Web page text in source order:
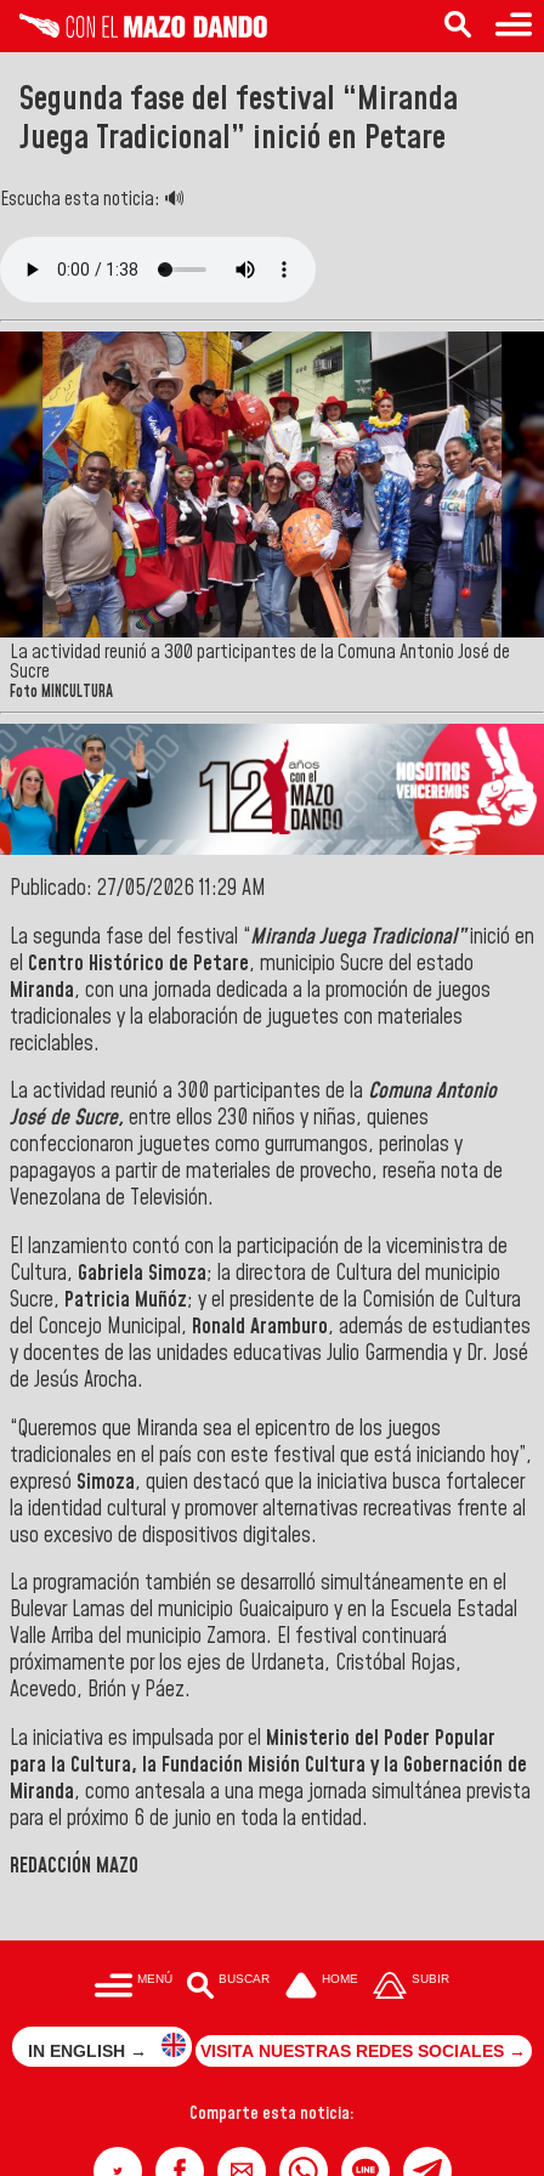
Segunda fase del festival “Miranda
Juega Tradicional” inició en Petare
Escucha esta noticia: 🔊
La actividad reunió a 300 participantes de la Comuna Antonio José de
Sucre
Foto MINCULTURA
Publicado: 27/05/2026 11:29 AM
La segunda fase del festival “Miranda Juega Tradicional”inició en
el Centro Histórico de Petare, municipio Sucre del estado
Miranda, con una jornada dedicada a la promoción de juegos
tradicionales y la elaboración de juguetes con materiales
reciclables.
La actividad reunió a 300 participantes de la Comuna Antonio
José de Sucre, entre ellos 230 niños y niñas, quienes
confeccionaron juguetes como gurrumangos, perinolas y
papagayos a partir de materiales de provecho, reseña nota de
Venezolana de Televisión.
El lanzamiento contó con la participación de la viceministra de
Cultura, Gabriela Simoza; la directora de Cultura del municipio
Sucre, Patricia Muñóz; y el presidente de la Comisión de Cultura
del Concejo Municipal, Ronald Aramburo, además de estudiantes
y docentes de las unidades educativas Julio Garmendia y Dr. José
de Jesús Arocha.
“Queremos que Miranda sea el epicentro de los juegos
tradicionales en el país con este festival que está iniciando hoy”,
expresó Simoza, quien destacó que la iniciativa busca fortalecer
la identidad cultural y promover alternativas recreativas frente al
uso excesivo de dispositivos digitales.
La programación también se desarrolló simultáneamente en el
Bulevar Lamas del municipio Guaicaipuro y en la Escuela Estadal
Valle Arriba del municipio Zamora. El festival continuará
próximamente por los ejes de Urdaneta, Cristóbal Rojas,
Acevedo, Brión y Páez.
La iniciativa es impulsada por el Ministerio del Poder Popular
para la Cultura, la Fundación Misión Cultura y la Gobernación de
Miranda, como antesala a una mega jornada simultánea prevista
para el próximo 6 de junio en toda la entidad.
REDACCIÓN MAZO
MENÚ BUSCAR HOME SUBIR
IN ENGLISH → VISITA NUESTRAS REDES SOCIALES →
Comparte esta noticia: